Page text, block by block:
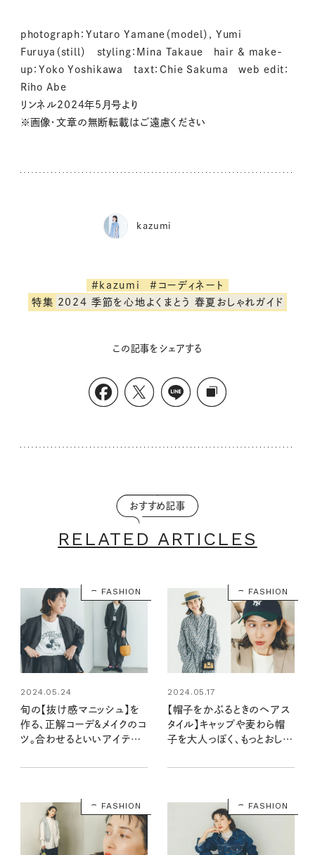
photograph：Yutaro Yamane（model）, Yumi
Furuya（still） styling：Mina Takaue hair & make-
up：Yoko Yoshikawa taxt：Chie Sakuma web edit：
Riho Abe
リンネル2024年5月号より
※画像・文章の無断転載はご遠慮ください
kazumi
#kazumi
#コーディネート
特集 2024 季節を心地よくまとう 春夏おしゃれガイド
この記事をシェアする
おすすめ記事
RELATED ARTICLES
FASHION
2024.05.24
旬の【抜け感マニッシュ】を
作る、正解コーデ&メイクのコ
ツ。合わせるといいアイテム
FASHION
2024.05.17
【帽子をかぶるときのヘアス
タイル】キャップや麦わら帽
子を大人っぽく、もっとおしゃ
FASHION FASHION